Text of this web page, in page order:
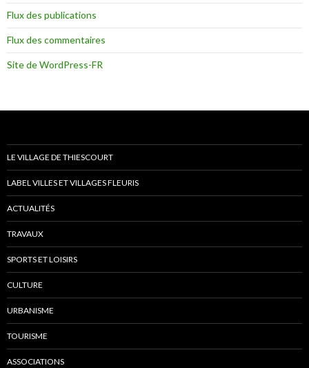
Flux des publications
Flux des commentaires
Site de WordPress-FR
LE VILLAGE DE THIESCOURT
LABEL VILLES ET VILLAGES FLEURIS
ACTUALITÉS
TRAVAUX
SPORTS ET LOISIRS
CULTURE
URBANISME
TOURISME
ASSOCIATIONS